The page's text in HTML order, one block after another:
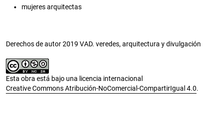
mujeres arquitectas
Derechos de autor 2019 VAD. veredes, arquitectura y divulgación
Esta obra está bajo una licencia internacional
Creative Commons Atribución-NoComercial-CompartirIgual 4.0.